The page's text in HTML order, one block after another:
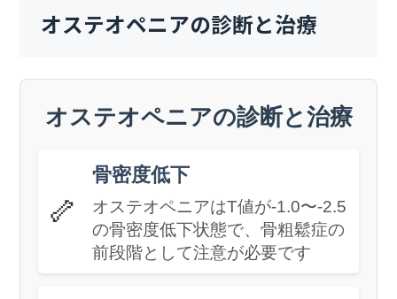
オステオペニアの診断と治療
オステオペニアの診断と治療
🦴
骨密度低下
オステオペニアはT値が-1.0〜-2.5
の骨密度低下状態で、骨粗鬆症の
前段階として注意が必要です